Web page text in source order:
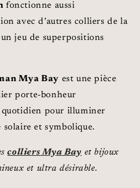
fonctionne aussi
avec d’autres colliers de la
jeu de superpositions
Mya Bay est une pièce
porte-bonheur
pour illuminer
solaire et symbolique.
colliers Mya Bay et bijoux
et ultra désirable.